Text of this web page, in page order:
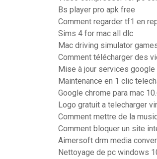
Bs player pro apk free
Comment regarder tf1 en
Sims 4 for mac all dlc
Mac driving simulator
Comment télécharger des
Mise à jour services
Maintenance en 1 clic
Google chrome para mac
Logo gratuit a telecharger
Comment mettre de la
Comment bloquer un site
Aimersoft drm media
Nettoyage de pc windows